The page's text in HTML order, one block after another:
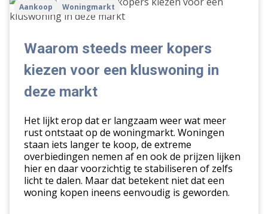
steeds
kopers
voor
een
deze
markt
Aankoop Woningmarkt
Waarom steeds meer kopers
kiezen voor een kluswoning in
deze markt
Het lijkt erop dat er langzaam weer wat meer
rust ontstaat op de woningmarkt. Woningen
staan iets langer te koop, de extreme
overbiedingen nemen af en ook de prijzen lijken
hier en daar voorzichtig te stabiliseren of zelfs
licht te dalen. Maar dat betekent niet dat een
woning kopen ineens eenvoudig is geworden.